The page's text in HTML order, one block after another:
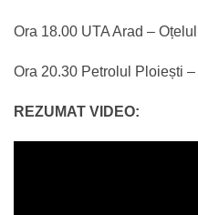
Ora 18.00 UTA Arad –
Ora 20.30 Petrolul Ploiești
REZUMAT VIDEO: